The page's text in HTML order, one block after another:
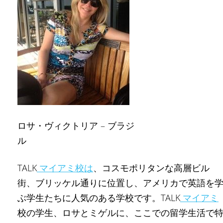
ロサ・ヴィクトリア – ブラジ
ル
TALKマイアミ校は、コスモポリタンな高層ビル
街、ブリッケル通りに位置し、アメリカで英語を学
ぶ学生たちに人気のある学校です。TALKマイアミ
校の学生、ロサとミゲルに、ここでの留学生活で特